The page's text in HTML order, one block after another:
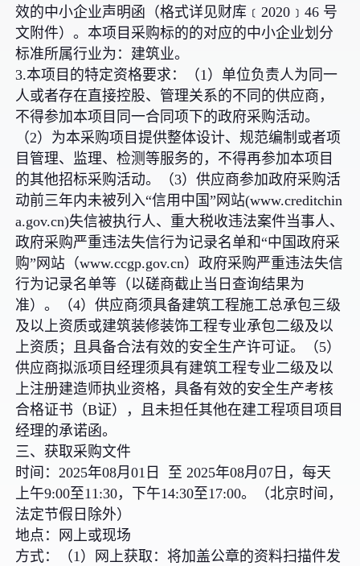
效的中小企业声明函（格式详见财库﹝2020﹞46 号
文附件）。本项目采购标的的对应的中小企业划分
标准所属行业为：建筑业。
3.本项目的特定资格要求：（1）单位负责人为同一
人或者存在直接控股、管理关系的不同的供应商，
不得参加本项目同一合同项下的政府采购活动。
（2）为本采购项目提供整体设计、规范编制或者项
目管理、监理、检测等服务的，不得再参加本项目
的其他招标采购活动。（3）供应商参加政府采购活
动前三年内未被列入“信用中国”网站(www.creditchin
a.gov.cn)失信被执行人、重大税收违法案件当事人、
政府采购严重违法失信行为记录名单和“中国政府采
购”网站（www.ccgp.gov.cn）政府采购严重违法失信
行为记录名单等（以磋商截止当日查询结果为
准）。（4）供应商须具备建筑工程施工总承包三级
及以上资质或建筑装修装饰工程专业承包二级及以
上资质；且具备合法有效的安全生产许可证。（5）
供应商拟派项目经理须具有建筑工程专业二级及以
上注册建造师执业资格，具备有效的安全生产考核
合格证书（B证），且未担任其他在建工程项目项目
经理的承诺函。
三、获取采购文件
时间：2025年08月01日 至 2025年08月07日，每天
上午9:00至11:30，下午14:30至17:00。（北京时间，
法定节假日除外）
地点：网上或现场
方式：（1）网上获取：将加盖公章的资料扫描件发